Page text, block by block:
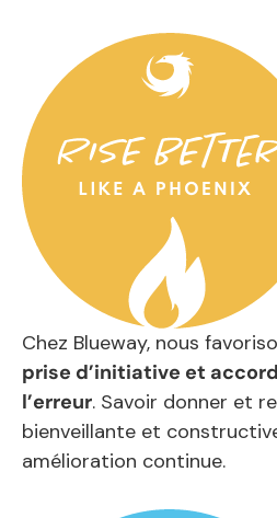
Chez Blueway, nous
prise d’initiative et
l’erreur. Savoir donner et
bienveillante et
amélioration continue.